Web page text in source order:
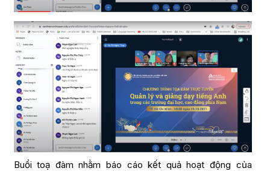
Buổi toạ đàm nhằm báo cáo kết quả hoạt động của